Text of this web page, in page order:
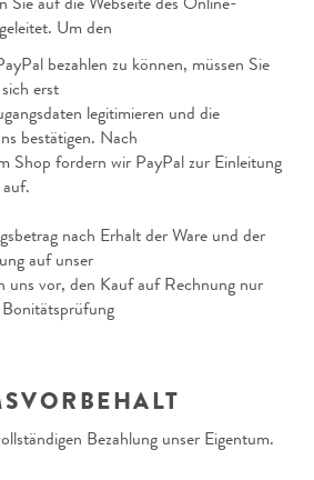
Um den
bezahlen zu können, müssen Sie
erst
legitimieren und die
bestätigen. Nach
Shop fordern wir PayPal zur Einleitung
nach Erhalt der Ware und der
auf unser
uns vor, den Kauf auf Rechnung nur
Bezahlung unser Eigentum.